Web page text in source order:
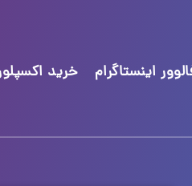
اینستاگرام خرید